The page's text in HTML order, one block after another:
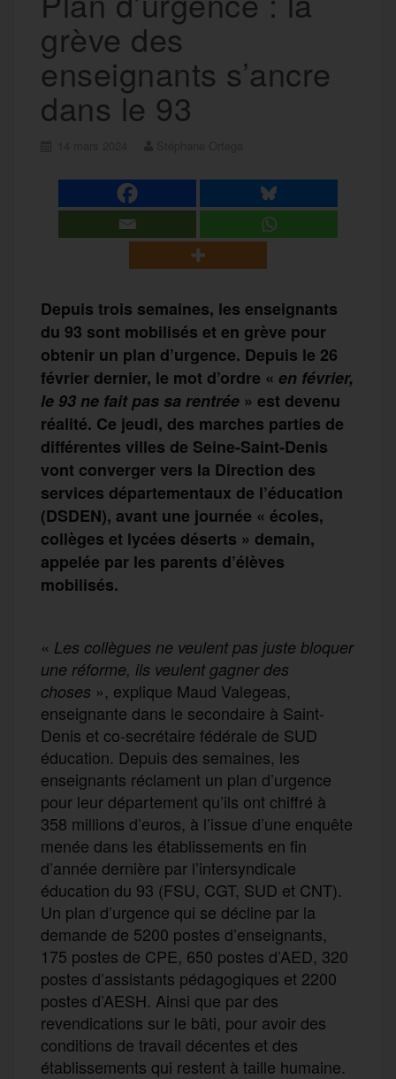
grève des
enseignants s’ancre
dans le 93
Depuis trois semaines, les enseignants
du 93 sont mobilisés et en grève pour
obtenir un plan d’urgence. Depuis le 26
février dernier, le mot d’ordre « en février,
le 93 ne faitpassarentrée » est devenu
réalité. Ce jeudi, des marches parties de
différentes villes de Seine-Saint-Denis
vont convergervers la Direction des
services départementaux de l’éducation
(DSDEN), avant une journée « écoles,
collèges et lycées déserts » demain,
appelée par les parents d’élèves
mobilisés.
« Les collègues ne veulent pas juste bloquer
une réforme, ils veulent gagner des
choses », explique Maud Valegeas,
enseignante dans le secondaire à Saint-
Denis et co-secrétaire fédérale de SUD
éducation. Depuis des semaines, les
enseignants réclament un plan d’urgence
pour leur département qu’ils ont chiffré à
358 millions d’euros, à l’issue d’une enquête
menée dans les établissements en fin
d’année dernière par l’intersyndicale
éducation du 93 (FSU, CGT, SUD et CNT).
Un plan d’urgence qui se décline par la
demande de 5200 postes d’enseignants,
175 postes de CPE, 650 postes d’AED, 320
postes d’assistants pédagogiques et 2200
postes d’AESH. Ainsi que par des
revendications sur le bâti, pour avoir des
conditions de travail décentes et des
établissements qui restent à taille humaine.